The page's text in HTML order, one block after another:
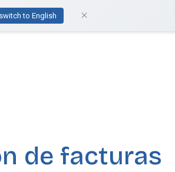
¿Te ayudamos?
to English
de facturas